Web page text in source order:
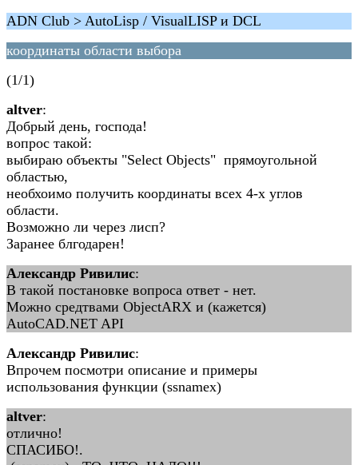
ADN Club > AutoLisp / VisualLISP и DCL
координаты области выбора
(1/1)
altver:
Добрый день, господа!
вопрос такой:
выбираю объекты "Select Objects" прямоугольной
областью,
необхоимо получить координаты всех 4-х углов
области.
Возможно ли через лисп?
Заранее блгодарен!
Александр Ривилис:
В такой постановке вопроса ответ - нет.
Можно средтвами ObjectARX и (кажется)
AutoCAD.NET API
Александр Ривилис:
Впрочем посмотри описание и примеры
использования функции (ssnamex)
altver:
отлично!
СПАСИБО!.